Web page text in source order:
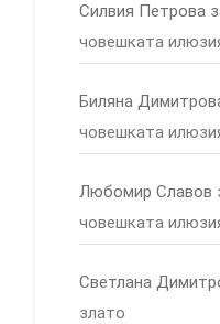
Силвия Петрова
човешката
Биляна
човешката
Любомир Славов
човешката
Светлана
злато